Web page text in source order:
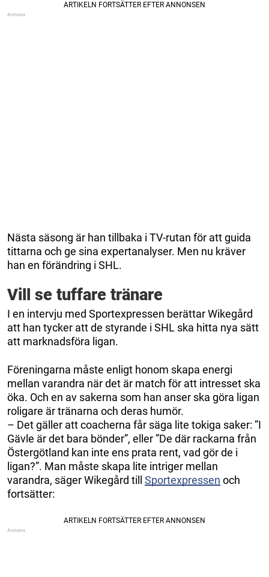
Nästa säsong är han tillbaka i TV-rutan för att guida
tittarna och ge sina expertanalyser. Men nu kräver
han en förändring i SHL.
Vill se tuffare tränare
I en intervju med Sportexpressen berättar Wikegård
att han tycker att de styrande i SHL ska hitta nya sätt
att marknadsföra ligan.
Föreningarna måste enligt honom skapa energi
mellan varandra när det är match för att intresset ska
öka. Och en av sakerna som han anser ska göra ligan
roligare är tränarna och deras humör.
– Det gäller att coacherna får säga lite tokiga saker: ”I
Gävle är det bara bönder”, eller ”De där rackarna från
Östergötland kan inte ens prata rent, vad gör de i
ligan?”. Man måste skapa lite intriger mellan
varandra, säger Wikegård till Sportexpressen och
fortsätter: